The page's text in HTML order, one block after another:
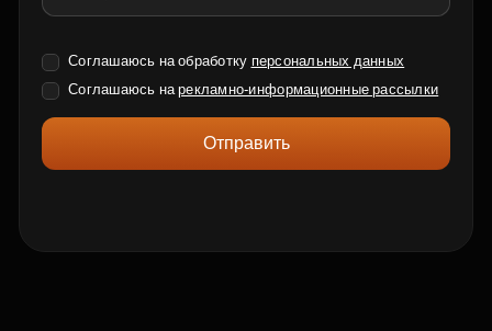
Соглашаюсь на обработку персональных данных
Соглашаюсь нарекламно-информационные рассылки
Отправить